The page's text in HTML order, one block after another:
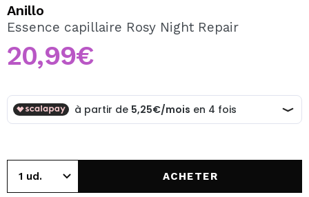
En créant un compte sur Maquibeauty.fr vous pourrez
effectuer vos achats rapidement, vérifier l'état de vos
commandes et consulter vos opérations précédentes.
CRÉER UN COMPTE
Anillo
Essence capillaire Rosy Night Repair
20,99€
ACHETER